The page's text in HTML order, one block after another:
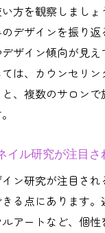
ア研究で美しさと
実践したいネイル
ルを使った健康ネ
ら学ぶネイルケア
究で手元の美しさを
楽しむ桜新町ネイ
ル体験で感じたネ
パラジェルネイル
方を観察しましょ
デザインを振り返
ザイン傾向が見え
は、カウンセリ
、複数のサロンで
イル研究が注目さ
ン研究が注目され
る点にあります
アートなど、個性